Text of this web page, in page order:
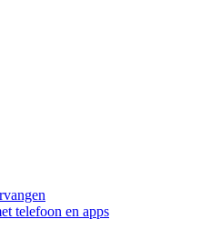
telefoon en apps